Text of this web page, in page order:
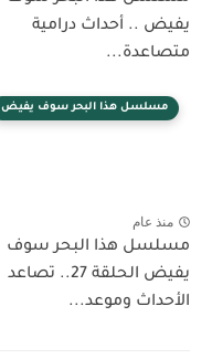
يفيض .. أحداث درامية
متصاعدة...
مسلسل هذا البحر سوف يفيض
منذ عام
مسلسل هذا البحر سوف
يفيض الحلقة 27.. تصاعد
الأحداث وموعد...